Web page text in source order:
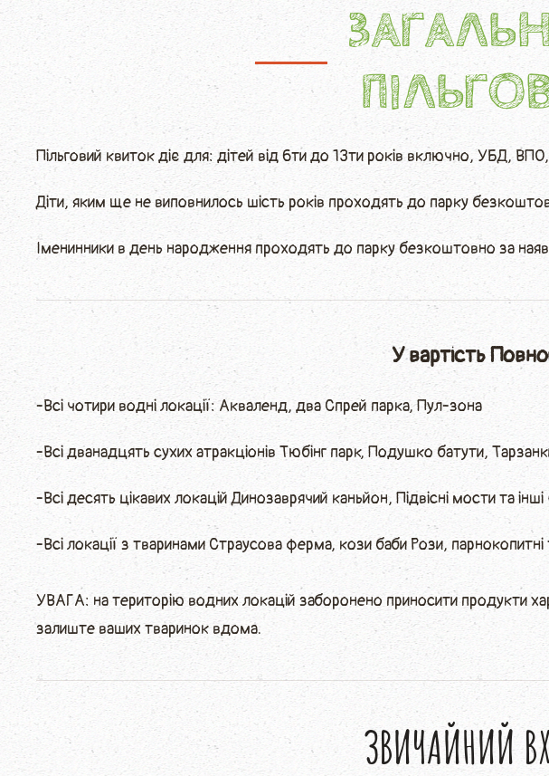
Пільговий квиток діє для: дітей від 6ти до 13ти років включно, УБД,
Діти, яким ще не виповнилось шість років проходять до парку
Іменинники в день народження проходять до парку безкоштовно за
У вартість
-Всі чотири водні локації: Акваленд, два Спрей парка, Пул-зона
-Всі дванадцять сухих атракціонів Тюбінг парк, Подушко батути,
-Всі десять цікавих локацій Динозаврячий каньйон, Підвісні мости та інші
-Всі локації з тваринами Страусова ферма, кози баби Рози, парнокопитні
УВАГА: на територію водних локацій заборонено приносити продукти
залиште ваших тваринок вдома.
ЗВИЧАЙНИЙ